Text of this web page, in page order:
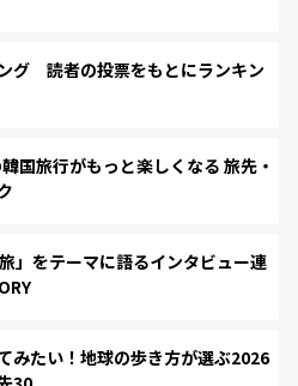
グ 読者の投票をもとにランキン
旅行がもっと楽しくなる 旅先・
」をテーマに語るインタビュー連
みたい！地球の歩き方が選ぶ2026